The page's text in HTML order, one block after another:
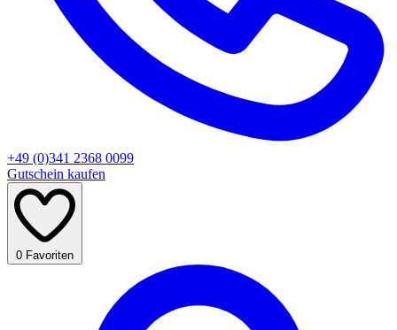
+49 (0)341 2368 0099
Gutschein kaufen
0 Favoriten